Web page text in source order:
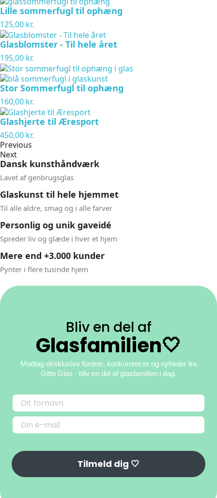
Lille sommerfugl til ophæng
125,00 kr.
Glasblomster - Til hele året
195,00 kr.
Stor Sommerfugl til ophæng
160,00 kr.
Glashjerte til Æresport
450,00 kr.
Previous
Next
Dansk kunsthåndværk​
Lavet af genbrugsglas​
Glaskunst til hele hjemmet​
Til alle aldre, smag og i alle farver​
Personlig og unik gaveidé​
Spreder liv og glæde i hver et hjem ​
Mere end +3.000 kunder
Pynter i flere tusinde hjem
Bliv en del af
Glasfamilien🤍
Modtag eksklusive fordele, konkurrencer og nyheder fra
Gitte Glas - bliv en del af glasfamilien i dag.
Tilmeld dig 🤍